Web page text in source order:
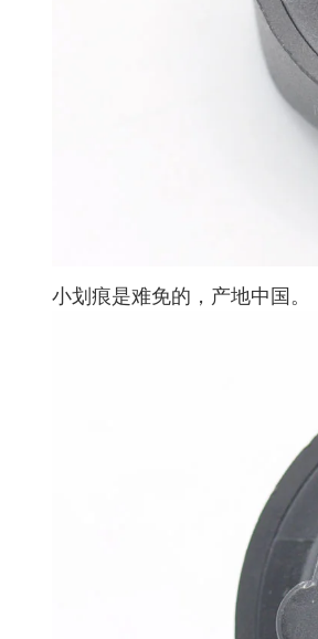
小划痕是难免的，产地中国。